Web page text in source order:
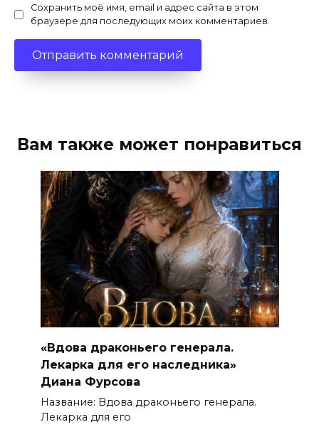
Сохранить моё имя, email и адрес сайта в этом
браузере для последующих моих комментариев.
Вам также может понравиться
«Вдова драконьего генерала.
Лекарка для его наследника»
Диана Фурсова
Название: Вдова драконьего генерала.
Лекарка для его